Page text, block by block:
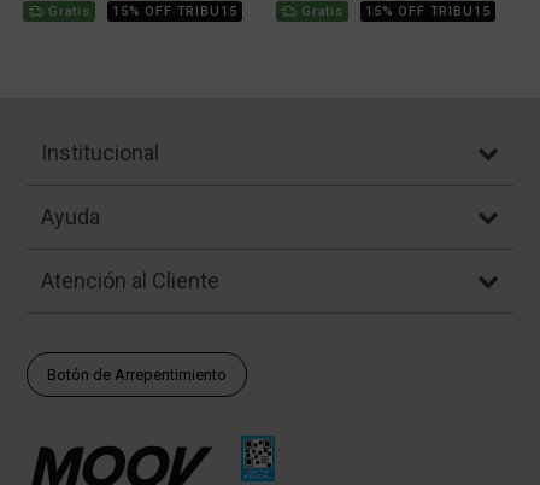
Gratis 15% OFF TRIBU15 Gratis 15% OFF TRIBU15
Institucional
Ayuda
Atención al Cliente
Botón de Arrepentimiento